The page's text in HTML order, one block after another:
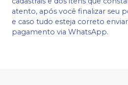
atento, após você finalizar seu
e caso tudo esteja correto
pagamento via WhatsApp.